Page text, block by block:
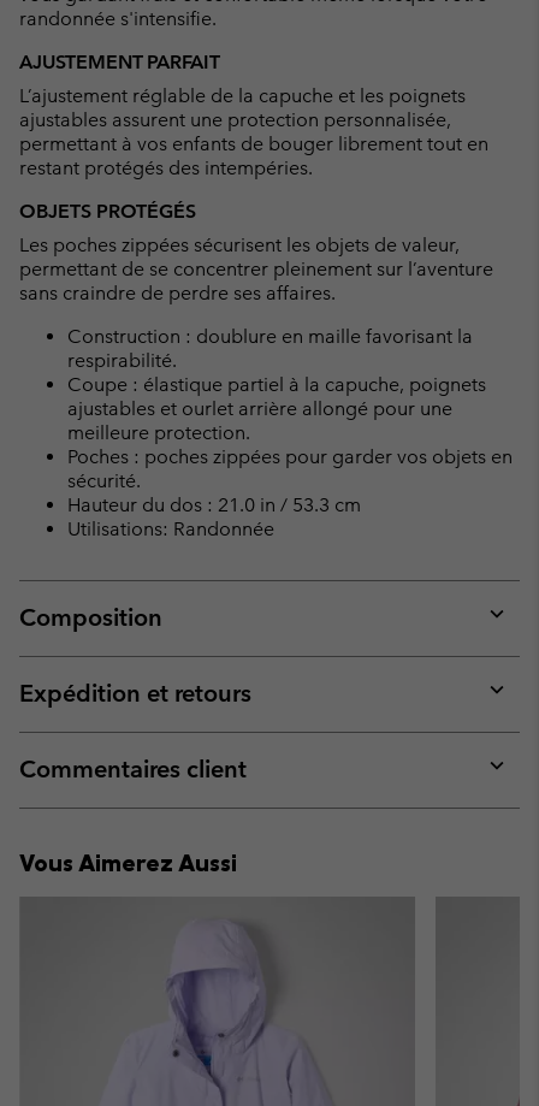
randonnée s'intensifie.
AJUSTEMENT PARFAIT
L’ajustement réglable de la capuche et les poignets
ajustables assurent une protection personnalisée,
permettant à vos enfants de bouger librement tout en
restant protégés des intempéries.
OBJETS PROTÉGÉS
Les poches zippées sécurisent les objets de valeur,
permettant de se concentrer pleinement sur l’aventure
sans craindre de perdre ses affaires.
Construction : doublure en maille favorisant la
respirabilité.
Coupe : élastique partiel à la capuche, poignets
ajustables et ourlet arrière allongé pour une
meilleure protection.
Poches : poches zippées pour garder vos objets en
sécurité.
Hauteur du dos : 21.0 in / 53.3 cm
Utilisations: Randonnée
Composition
or
Expédition et retours
or
Commentaires client
or
Vous Aimerez Aussi